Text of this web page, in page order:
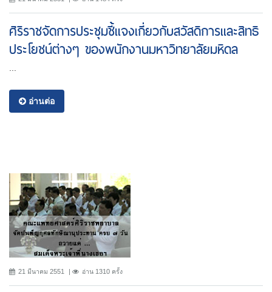
ศิริราชจัดการประชุมชี้แจงเกี่ยวกับสวัสดิการและสิทธิ
ประโยชน์ต่างๆ ของพนักงานมหาวิทยาลัยมหิดล
อ่านต่อ
21 มีนาคม 2551 อ่าน 1310 ครั้ง